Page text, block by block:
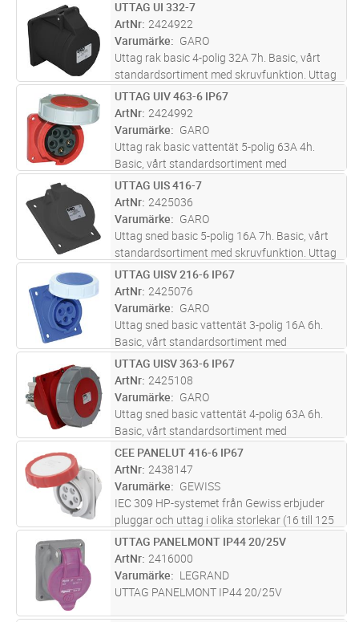
Levereras inklusive packning.
ST Lägg i kundvagn
UTTAG UI 332-7
ArtNr 2424922
Varumärke
GARO
Uttag rak basic 4-polig 32A 7h. Basic, vårt
standardsortiment med skruvfunktion. Uttag
32A för infällt montage med rak fästplatta.
Levereras inklusive packning.
ST Lägg i kundvagn
UTTAG UIV 463-6 IP67
ArtNr 2424992
Varumärke
GARO
Uttag rak basic vattentät 5-polig 63A 4h.
Basic, vårt standardsortiment med
skruvfunktion. Uttag 63A för infällt montage
med rak fästplatta i vattentätt utförande.
Levereras inklusive packning.
ST Lägg i kundvagn
UTTAG UIS 416-7
ArtNr 2425036
Varumärke
GARO
Uttag sned basic 5-polig 16A 7h. Basic, vårt
standardsortiment med skruvfunktion. Uttag
16A för infällt montage med sned fästplatta.
Levereras inklusive packning.
ST Lägg i kundvagn
UTTAG UISV 216-6 IP67
ArtNr 2425076
Varumärke
GARO
Uttag sned basic vattentät 3-polig 16A 6h.
Basic, vårt standardsortiment med
skruvfunktion. Uttag 16A för infällt montage
med sned fästplatta i vattentätt utförande.
Levereras inklusive packning.
ST Lägg i kundvagn
UTTAG UISV 363-6 IP67
ArtNr 2425108
Varumärke
GARO
Uttag sned basic vattentät 4-polig 63A 6h.
Basic, vårt standardsortiment med
skruvfunktion. Uttag 63A för infällt montage
med sned fästplatta i vattentätt utförande.
Levereras inklusive packning.
ST Lägg i kundvagn
CEE PANELUT 416-6 IP67
ArtNr 2438147
Varumärke
GEWISS
IEC 309 HP-systemet från Gewiss erbjuder
pluggar och uttag i olika storlekar (16 till 125
A) och två olika versioner - rak mobil och 10 °
infälld montering. Dessa versioner har olika
skyddsgrader, nä...läs mer
ST Lägg i kundvagn
UTTAG PANELMONT IP44 20/25V
ArtNr 2416000
Varumärke
LEGRAND
UTTAG PANELMONT IP44 20/25V